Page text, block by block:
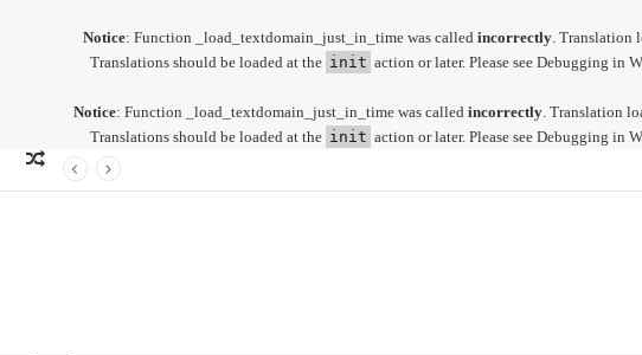
Notice: Function _load_textdomain_just_in_time was called incorrectly. Translation
Translations should be loaded at the init action or later. Please see Debugging in
Notice: Function _load_textdomain_just_in_time was called incorrectly. Translation
Translations should be loaded at the init action or later. Please see Debugging in